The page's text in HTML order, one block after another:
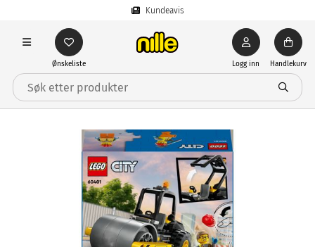
Kundeavis
Ønskeliste Logg inn Handlekurv